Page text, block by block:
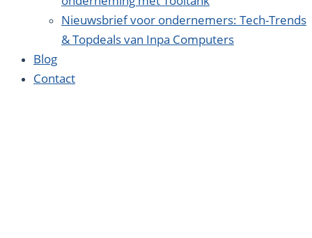
Nieuwsbrief voor ondernemers: Tech-Trends
& Topdeals van Inpa Computers
Blog
Contact